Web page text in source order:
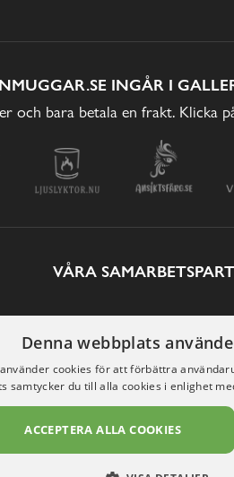
INGÅR I
och bara betala en frakt.
VÅRA
Denna webbplats
cookies för att förbättra
samtycker du till alla cookies i enlighet
ACCEPTERA ALLA COOKIES